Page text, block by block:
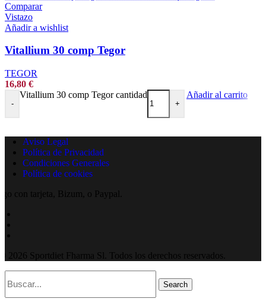
Comparar
Vistazo
Añadir a wishlist
Vitallium 30 comp Tegor
TEGOR
16,80 €
-
Vitallium 30 comp Tegor cantidad
+
Añadir al carrito
Aviso Legal
Política de Privacidad
Condiciones Generales
Política de cookies
con tarjeta, Bizum, o Paypal.
2026 Sportdiet Fharma Sl. Todos los derechos reservados.
Search